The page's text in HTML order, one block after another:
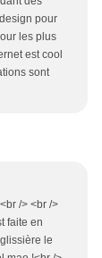
pour
les plus
est cool
sont
/> <br />
faite en
le